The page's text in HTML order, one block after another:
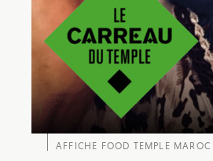
AFFICHE FOOD TEMPLE